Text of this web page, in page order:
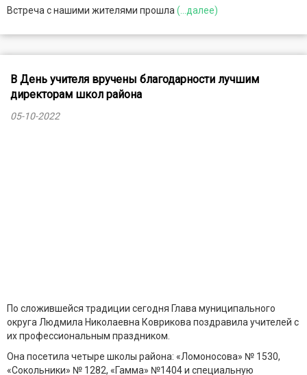
Встреча с нашими жителями прошла (...далее)
В День учителя вручены благодарности лучшим
директорам школ района
05-10-2022
По сложившейся традиции сегодня Глава муниципального
округа Людмила Николаевна Коврикова поздравила учителей с
их профессиональным праздником.
Она посетила четыре школы района: «Ломоносова» № 1530,
«Сокольники» № 1282, «Гамма» №1404 и специальную